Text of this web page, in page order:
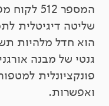
שליטה דיגיטלית
הוא חדל מלהיות
גנטי של מבנה
פונקציונלית
ואפשרות.